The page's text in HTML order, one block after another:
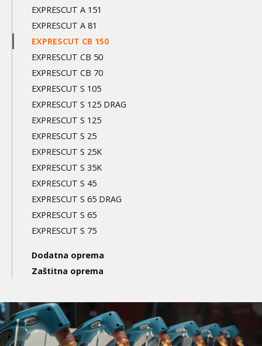
EXPRESCUT A 151
EXPRESCUT A 81
EXPRESCUT CB 150
EXPRESCUT CB 50
EXPRESCUT CB 70
EXPRESCUT S 105
EXPRESCUT S 125 DRAG
EXPRESCUT S 125
EXPRESCUT S 25
EXPRESCUT S 25K
EXPRESCUT S 35K
EXPRESCUT S 45
EXPRESCUT S 65 DRAG
EXPRESCUT S 65
EXPRESCUT S 75
Dodatna oprema
Zaštitna oprema